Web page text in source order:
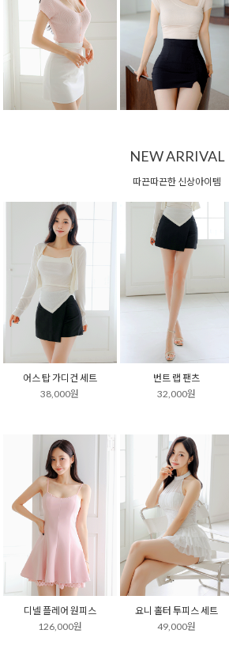
NEW ARRIVAL
따끈따끈한 신상아이템
어스 탑 가디건 세트
38,000원
번트 랩 팬츠
32,000원
디넬 플레어 원피스
126,000원
요니 홀터 투피스 세트
49,000원